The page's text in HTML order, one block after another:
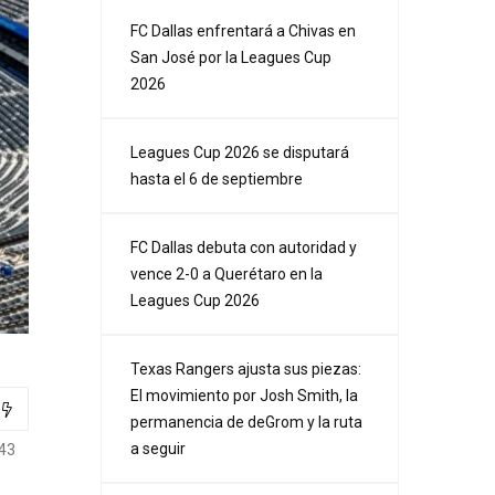
FC Dallas enfrentará a Chivas en
San José por la Leagues Cup
2026
Leagues Cup 2026 se disputará
hasta el 6 de septiembre
FC Dallas debuta con autoridad y
vence 2-0 a Querétaro en la
Leagues Cup 2026
Texas Rangers ajusta sus piezas:
El movimiento por Josh Smith, la
permanencia de deGrom y la ruta
a seguir